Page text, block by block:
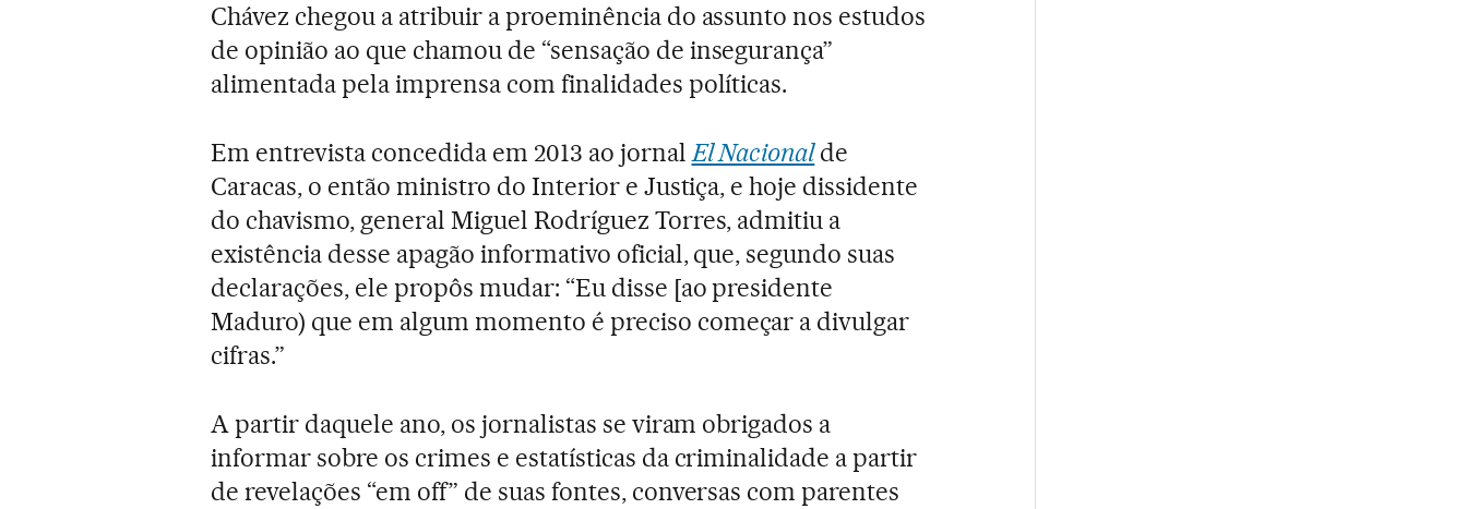
Chávez chegou a atribuir a proeminência do assunto nos estudos
de opinião ao que chamou de “sensação de insegurança”
alimentada pela imprensa com finalidades políticas.
Em entrevista concedida em 2013 ao jornalEl Nacionalde
Caracas, o então ministro do Interior e Justiça, e hoje dissidente
do chavismo, general Miguel Rodríguez Torres, admitiu a
existência desse apagão informativo oficial, que, segundo suas
declarações, ele propôs mudar: “Eu disse [ao presidente
Maduro) que em algum momento é preciso começar a divulgar
cifras.”
A partir daquele ano, os jornalistas se viram obrigados a
informar sobre os crimes e estatísticas da criminalidade a partir
de revelações “em off” de suas fontes, conversas com parentes